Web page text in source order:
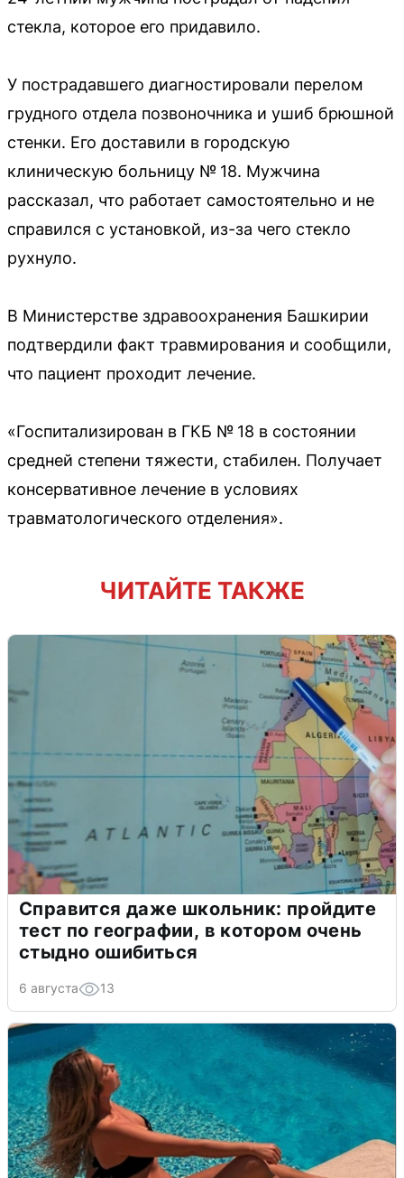
стекла, которое его придавило.
У пострадавшего диагностировали перелом
грудного отдела позвоночника и ушиб брюшной
стенки. Его доставили в городскую
клиническую больницу № 18. Мужчина
рассказал, что работает самостоятельно и не
справился с установкой, из-за чего стекло
рухнуло.
В Министерстве здравоохранения Башкирии
подтвердили факт травмирования и сообщили,
что пациент проходит лечение.
«Госпитализирован в ГКБ № 18 в состоянии
средней степени тяжести, стабилен. Получает
консервативное лечение в условиях
травматологического отделения».
ЧИТАЙТЕ ТАКЖЕ
Справится даже школьник: пройдите
тест по географии, в котором очень
стыдно ошибиться
6 августа 13